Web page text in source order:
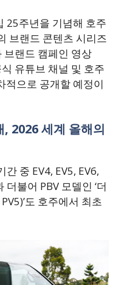
25주년을 기념해 호주
브랜드 콘텐츠 시리즈
랜드 캠페인 영상
유튜브 채널 및 호주
적으로 공개할 예정이
2026 세계 올해의
중 EV4, EV5, EV6,
불어 PBV 모델인 ‘더
도 호주에서 최초